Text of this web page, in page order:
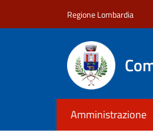
Regione Lombardia
Amministrazione